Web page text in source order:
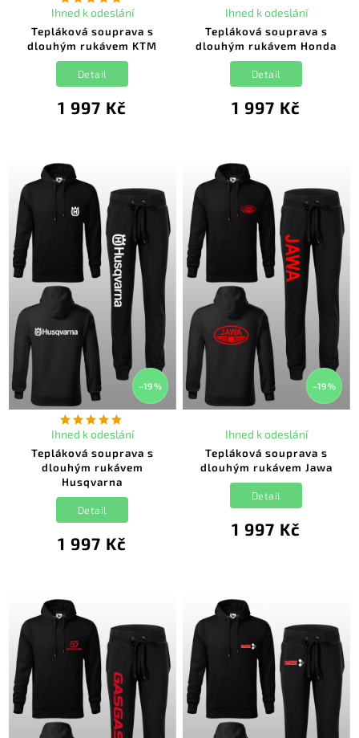
Tepláková souprava s
dlouhým rukávem KTM
Ihned k odeslání
1 997 Kč
Detail
Tepláková souprava s
dlouhým rukávem Honda
Ihned k odeslání
1 997 Kč
Detail
–19 %
Tepláková souprava s
dlouhým rukávem
Husqvarna
Ihned k odeslání
1 997 Kč
Detail
–19 %
Tepláková souprava s
dlouhým rukávem Jawa
Ihned k odeslání
1 997 Kč
Detail